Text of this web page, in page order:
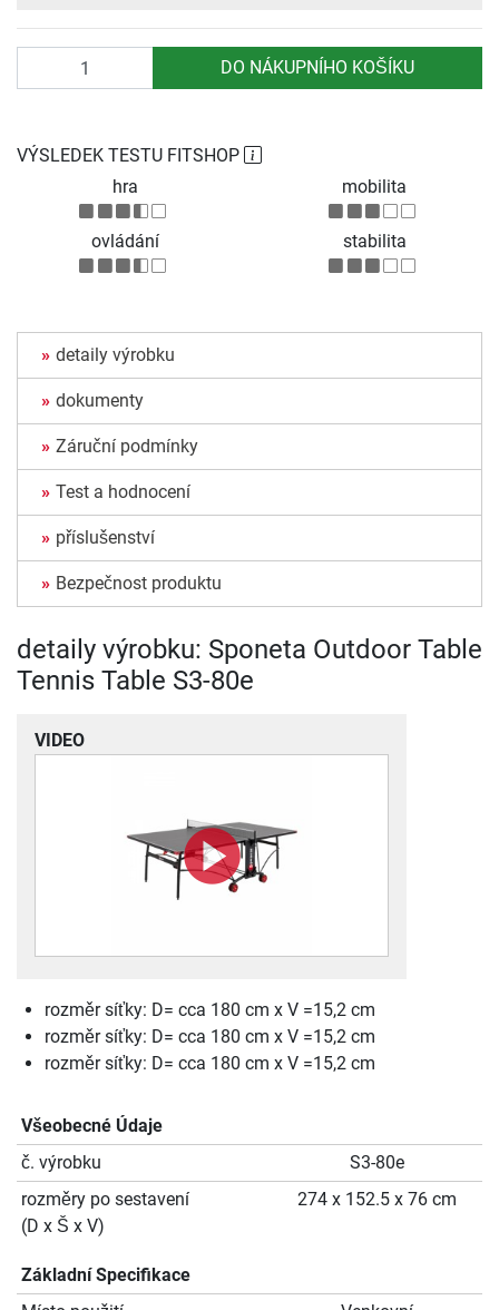
DO NÁKUPNÍHO KOŠÍKU
VÝSLEDEK TESTU FITSHOP
hra
mobilita
ovládání stabilita
detaily výrobku
dokumenty
Záruční podmínky
Test a hodnocení
příslušenství
Bezpečnost produktu
detaily výrobku: Sponeta Outdoor Table
Tennis Table S3-80e
VIDEO
rozměr síťky: D= cca 180 cm x V =15,2 cm
rozměr síťky: D= cca 180 cm x V =15,2 cm
rozměr síťky: D= cca 180 cm x V =15,2 cm
Všeobecné Údaje
č. výrobku
S3-80e
rozměry po sestavení
(D x Š x V)
274 x 152.5 x 76 cm
Základní Specifikace